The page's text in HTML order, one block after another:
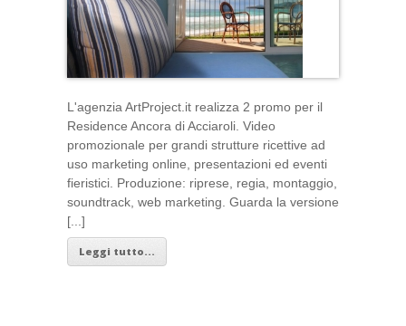
L'agenzia ArtProject.it realizza 2 promo per il
Residence Ancora di Acciaroli. Video
promozionale per grandi strutture ricettive ad
uso marketing online, presentazioni ed eventi
fieristici. Produzione: riprese, regia, montaggio,
soundtrack, web marketing. Guarda la versione
[...]
Leggi tutto...